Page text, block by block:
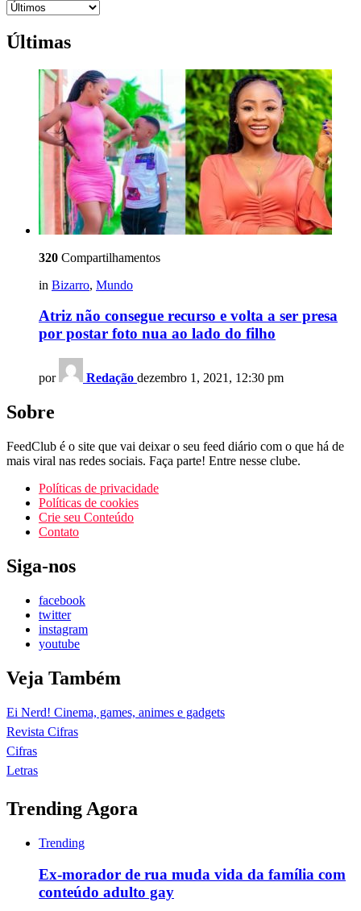
Últimas
320 Compartilhamentos
in Bizarro, Mundo
Atriz não consegue recurso e volta a ser presa
por postar foto nua ao lado do filho
por Redação dezembro 1, 2021, 12:30 pm
Sobre
FeedClub é o site que vai deixar o seu feed diário com o que há de
mais viral nas redes sociais. Faça parte! Entre nesse clube.
Políticas de privacidade
Políticas de cookies
Crie seu Conteúdo
Contato
Siga-nos
facebook
twitter
instagram
youtube
Veja Também
Ei Nerd! Cinema, games, animes e gadgets
Revista Cifras
Cifras
Letras
Trending Agora
Trending
Ex-morador de rua muda vida da família com
conteúdo adulto gay